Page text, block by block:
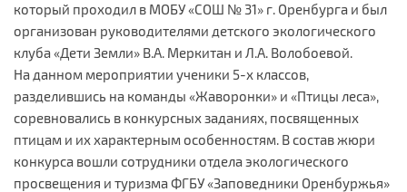
который проходил в МОБУ «СОШ № 31» г. Оренбурга и был
организован руководителями детского экологического
клуба «Дети Земли» В.А. Меркитан и Л.А. Волобоевой.
На данном мероприятии ученики 5-х классов,
разделившись на команды «Жаворонки» и «Птицы леса»,
соревновались в конкурсных заданиях, посвященных
птицам и их характерным особенностям. В состав жюри
конкурса вошли сотрудники отдела экологического
просвещения и туризма ФГБУ «Заповедники Оренбуржья»